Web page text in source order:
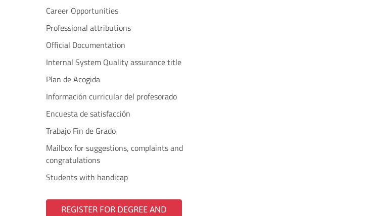
Career Opportunities
Professional attributions
Official Documentation
Internal System Quality assurance title
Plan de Acogida
Información curricular del profesorado
Encuesta de satisfacción
Trabajo Fin de Grado
Mailbox for suggestions, complaints and
congratulations
Students with handicap
REGISTER FOR DEGREE AND